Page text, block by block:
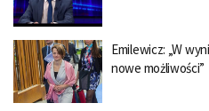
Emilewicz: „W
nowe możliwości”